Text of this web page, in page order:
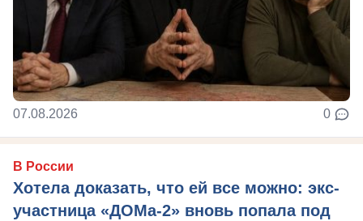
07.08.2026 0
В России
Хотела доказать, что ей все можно: экс-
участница «ДОМа-2» вновь попала под